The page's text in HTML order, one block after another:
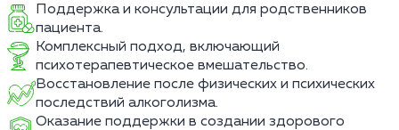
Поддержка и консультации для родственников
пациента.
Комплексный подход, включающий
психотерапевтическое вмешательство.
Восстановление после физических и психических
последствий алкоголизма.
Оказание поддержки в создании здорового